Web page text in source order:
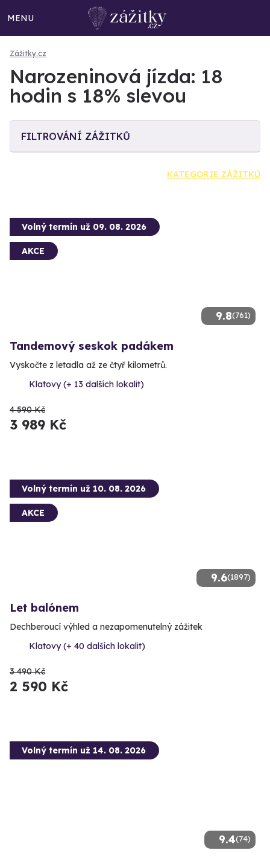
MENU
Zážitky.cz
Narozeninová jízda: 18
hodin s 18% slevou
FILTROVÁNÍ ZÁŽITKŮ
KATEGORIE ZÁŽITKŮ
9.8(761)
Volný termín už 09. 08. 2026
AKCE
Tandemový seskok padákem
Vyskočte z letadla až ze čtyř kilometrů.
Klatovy (+ 13 dalších lokalit)
4 590 Kč
3 989 Kč
9.6(1897)
Volný termín už 10. 08. 2026
AKCE
Let balónem
Dechberoucí výhled a nezapomenutelný zážitek
Klatovy (+ 40 dalších lokalit)
3 490 Kč
2 590 Kč
9.4(74)
Volný termín už 14. 08. 2026